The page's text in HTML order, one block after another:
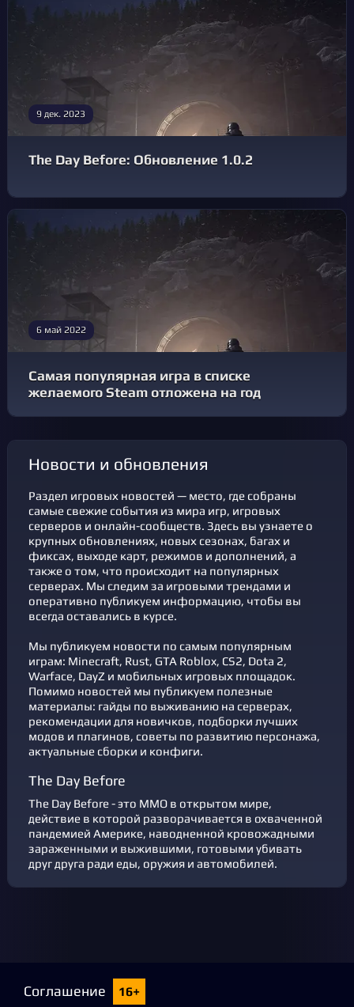
9 дек. 2023
The Day Before: Обновление 1.0.2
6 май 2022
Самая популярная игра в списке
желаемого Steam отложена на год
новости и обновления
Раздел игровых новостей — место, где собраны
самые свежие события из мира игр, игровых
серверов и онлайн-сообществ. Здесь вы узнаете о
крупных обновлениях, новых сезонах, багах и
фикcах, выходе карт, режимов и дополнений, а
также о том, что происходит на популярных
серверах. Мы следим за игровыми трендами и
оперативно публикуем информацию, чтобы вы
всегда оставались в курсе.
Мы публикуем новости по самым популярным
играм: Minecraft, Rust, GTA Roblox, CS2, Dota 2,
Warface, DayZ и мобильных игровых площадок.
Помимо новостей мы публикуем полезные
материалы: гайды по выживанию на серверах,
рекомендации для новичков, подборки лучших
модов и плагинов, советы по развитию персонажа,
актуальные сборки и конфиги.
The Day Before
The Day Before - это MMO в открытом мире,
действие в которой разворачивается в охваченной
пандемией Америке, наводненной кровожадными
зараженными и выжившими, готовыми убивать
друг друга ради еды, оружия и автомобилей.
Соглашение 16+